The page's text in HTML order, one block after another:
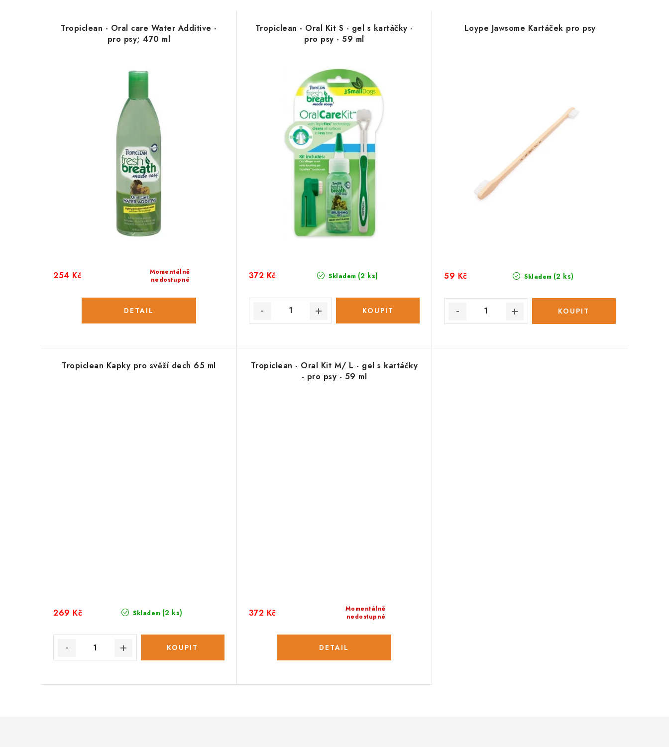
Tropiclean - Oral care Water Additive -
pro psy; 470 ml
Momentálně
nedostupné
254 Kč
Tropiclean - Oral Kit S - gel s kartáčky -
pro psy - 59 ml
Skladem (2 ks)
372 Kč
Loype Jawsome Kartáček pro psy
Skladem (2 ks)
59 Kč
Tropiclean Kapky pro svěží dech 65 ml
Skladem (2 ks)
269 Kč
Tropiclean - Oral Kit M/ L - gel s kartáčky
- pro psy - 59 ml
Momentálně
nedostupné
372 Kč